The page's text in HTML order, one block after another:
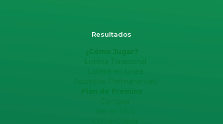
Resultados
¿Cómo Jugar?
Lotería Tradicional
Lotería en Línea
Apuestas Permanentes
Plan de Premios
Comprar
Ver en Vivo
Como Cobrar